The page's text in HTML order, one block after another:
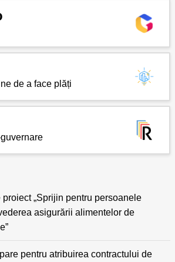
de a face plăți
„Sprijin pentru persoanele
asigurării alimentelor de
pentru atribuirea contractului de